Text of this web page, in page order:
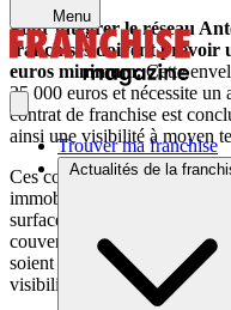
Menu
Trouver ma franchise
Actualités de la
Pour intégrer le réseau
franchisés doivent prévoir
euros minimum.Cette
25 000 euros et nécessite
contrat de franchise est
ainsi une visibilité à moyen
Ces conditions financières
immobilières précises : les
surface minimale de 180
couverts. L’enseigne
soient situés en centre-ville
visibilité optimale et un flux